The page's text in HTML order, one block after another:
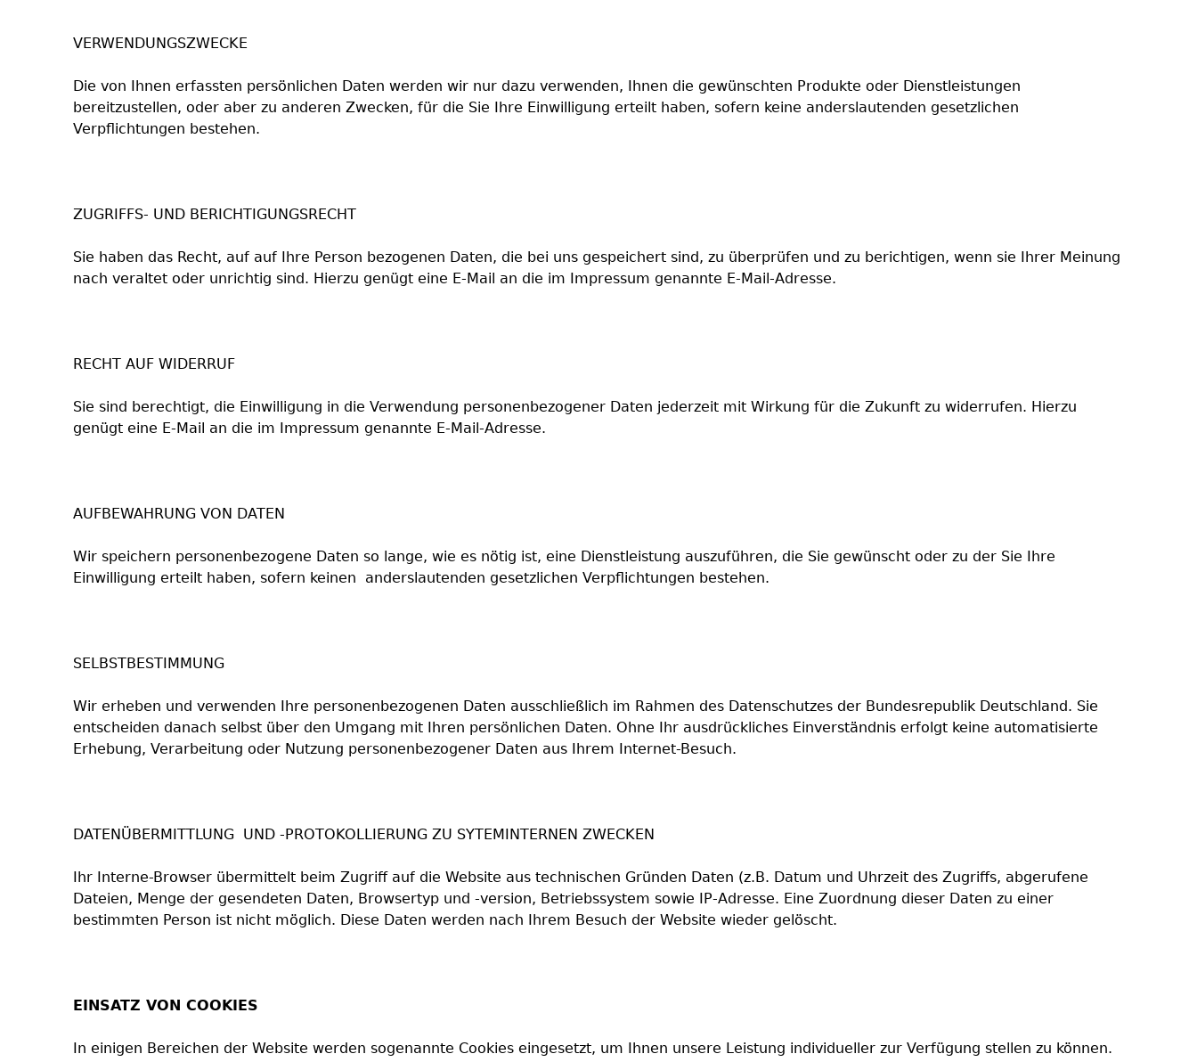
VERWENDUNGSZWECKE
Die von Ihnen erfassten persönlichen Daten werden wir nur dazu verwenden, Ihnen die gewünschten Produkte oder Dienstleistungen
bereitzustellen, oder aber zu anderen Zwecken, für die Sie Ihre Einwilligung erteilt haben, sofern keine anderslautenden gesetzlichen
Verpflichtungen bestehen.
ZUGRIFFS- UND BERICHTIGUNGSRECHT
Sie haben das Recht, auf auf Ihre Person bezogenen Daten, die bei uns gespeichert sind, zu überprüfen und zu berichtigen, wenn sie Ihrer Meinung
nach veraltet oder unrichtig sind. Hierzu genügt eine E-Mail an die im Impressum genannte E-Mail-Adresse.
RECHT AUF WIDERRUF
Sie sind berechtigt, die Einwilligung in die Verwendung personenbezogener Daten jederzeit mit Wirkung für die Zukunft zu widerrufen. Hierzu
genügt eine E-Mail an die im Impressum genannte E-Mail-Adresse.
AUFBEWAHRUNG VON DATEN
Wir speichern personenbezogene Daten so lange, wie es nötig ist, eine Dienstleistung auszuführen, die Sie gewünscht oder zu der Sie Ihre
Einwilligung erteilt haben, sofern keinen anderslautenden gesetzlichen Verpflichtungen bestehen.
SELBSTBESTIMMUNG
Wir erheben und verwenden Ihre personenbezogenen Daten ausschließlich im Rahmen des Datenschutzes der Bundesrepublik Deutschland. Sie
entscheiden danach selbst über den Umgang mit Ihren persönlichen Daten. Ohne Ihr ausdrückliches Einverständnis erfolgt keine automatisierte
Erhebung, Verarbeitung oder Nutzung personenbezogener Daten aus Ihrem Internet-Besuch.
DATENÜBERMITTLUNG UND -PROTOKOLLIERUNG ZU SYTEMINTERNEN ZWECKEN
Ihr Interne-Browser übermittelt beim Zugriff auf die Website aus technischen Gründen Daten (z.B. Datum und Uhrzeit des Zugriffs, abgerufene
Dateien, Menge der gesendeten Daten, Browsertyp und -version, Betriebssystem sowie IP-Adresse. Eine Zuordnung dieser Daten zu einer
bestimmten Person ist nicht möglich. Diese Daten werden nach Ihrem Besuch der Website wieder gelöscht.
EINSATZ VON COOKIES
In einigen Bereichen der Website werden sogenannte Cookies eingesetzt, um Ihnen unsere Leistung individueller zur Verfügung stellen zu können.